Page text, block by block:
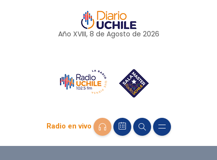
Año XVIII, 8 de Agosto de 2026
Radio en vivo